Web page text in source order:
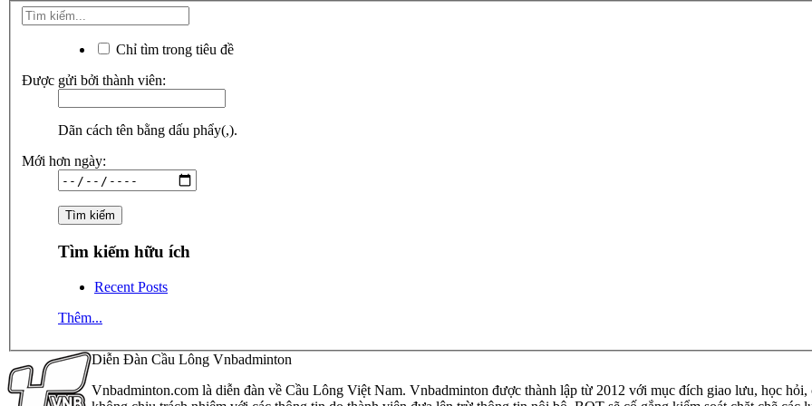
Chỉ tìm trong tiêu đề
Được gửi bởi thành viên:
Dãn cách tên bằng dấu phẩy(,).
Mới hơn ngày:
Tìm kiếm hữu ích
Recent Posts
Thêm...
Diễn Đàn Cầu Lông Vnbadminton
Vnbadminton.com là diễn đàn về Cầu Lông Việt Nam. Vnbadminton được thành lập từ 2012 với mục đích giao lưu, học